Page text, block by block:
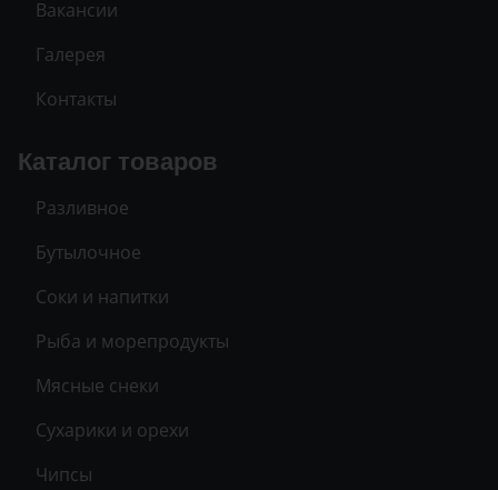
Вакансии
Галерея
Контакты
Каталог товаров
Разливное
Бутылочное
Соки и напитки
Рыба и морепродукты
Мясные снеки
Сухарики и орехи
Чипсы